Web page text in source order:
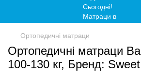
Ортопедичні матраци
Ортопедичні матраци
100-130 кг, Бренд: Sweet